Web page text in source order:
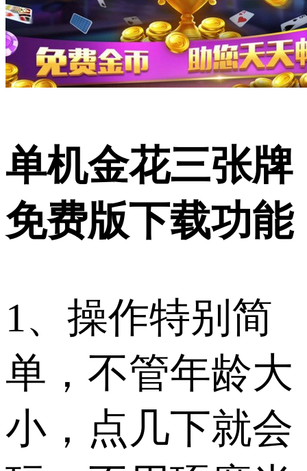
单机金花三张牌
免费版下载功能​
1、操作特别简
单，不管年龄大
小，点几下就会